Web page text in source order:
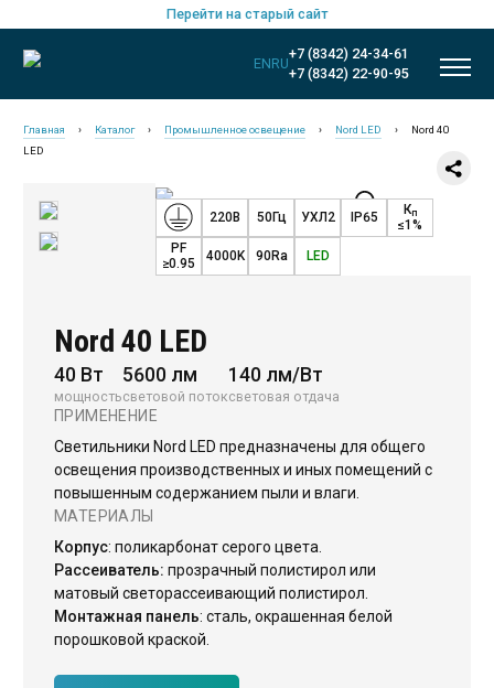
Перейти на старый сайт
ENRU
+7 (8342) 24-34-61
+7 (8342) 22-90-95
Новинки
Общественное освещение
Промышленное освещение
Торговое модульное освещение
Уличное освещение
Облучатели
Прожекторное освещение
Главная › Каталог › Промышленное освещение › Nord LED ›
Nord 40
LED
220В 50Гц УХЛ2 IP65 Кп
≤1%
PF
≥0.95
4000K 90Ra LED
Nord 40 LED
40 Вт
мощность
5600 лм
световой поток
140 лм/Вт
световая отдача
ПРИМЕНЕНИЕ
Светильники Nord LED предназначены для общего
освещения производственных и иных помещений с
повышенным содержанием пыли и влаги.
МАТЕРИАЛЫ
Корпус: поликарбонат серого цвета.
Рассеиватель: прозрачный полистирол или
матовый светорассеивающий полистирол.
Монтажная панель: сталь, окрашенная белой
порошковой краской.